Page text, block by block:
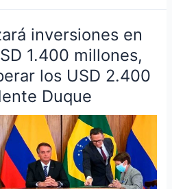
inversiones en
1.400 millones,
los USD 2.400
Duque